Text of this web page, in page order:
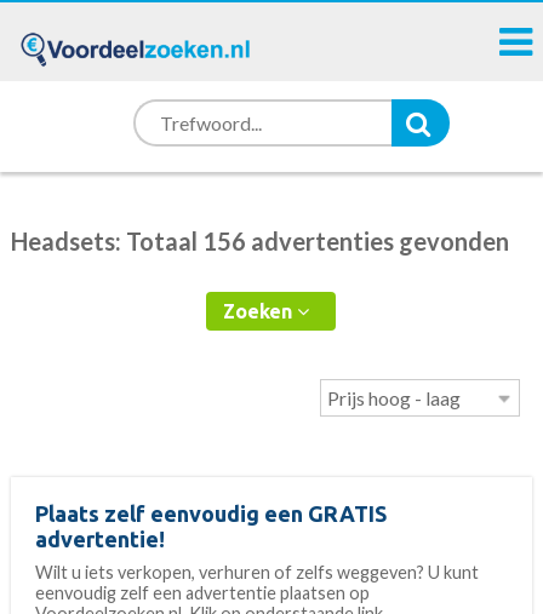
Headsets: Totaal 156 advertenties gevonden
Zoeken
Plaats zelf eenvoudig een GRATIS
advertentie!
Wilt u iets verkopen, verhuren of zelfs weggeven? U kunt
eenvoudig zelf een advertentie plaatsen op